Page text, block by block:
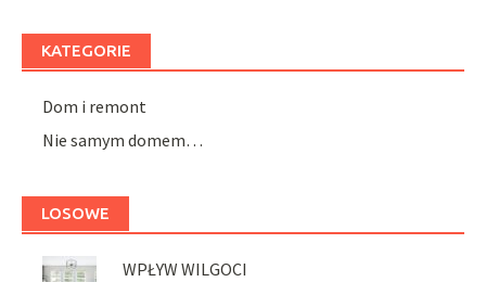
KATEGORIE
Dom i remont
Nie samym domem…
LOSOWE
WPŁYW WILGOCI